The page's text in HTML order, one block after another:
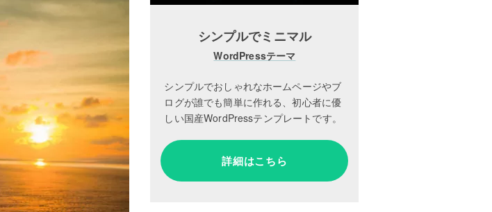
シンプルでミニマル
WordPressテーマ
シンプルでおしゃれなホームページやブ
ログが誰でも簡単に作れる、初心者に優
しい国産WordPressテンプレートです。
詳細はこちら